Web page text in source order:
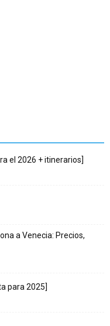
el 2026 + itinerarios]
a Venecia: Precios,
para 2025]